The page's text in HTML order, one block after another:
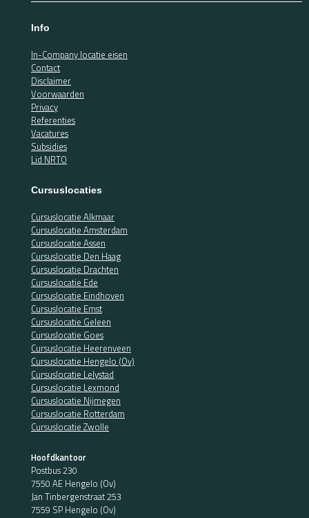
Info
In-Company locatie eisen
Contact
Disclaimer
Voorwaarden
Privacy
Referenties
Vacatures
Subsidies
Lid NRTO
Cursuslocaties
Cursuslocatie Alkmaar
Cursuslocatie Amsterdam
Cursuslocatie Assen
Cursuslocatie Den Haag
Cursuslocatie Drachten
Cursuslocatie Ede
Cursuslocatie Eindhoven
Cursuslocatie Emst
Cursuslocatie Geleen
Cursuslocatie Goes
Cursuslocatie Heerenveen
Cursuslocatie Hengelo (Ov)
Cursuslocatie Lelystad
Cursuslocatie Lexmond
Cursuslocatie Nijmegen
Cursuslocatie Rotterdam
Cursuslocatie Zwolle
Hoofdkantoor
Postbus 230
7550 AE Hengelo (Ov)
Jan Tinbergenstraat 253
7559 SP Hengelo (Ov)